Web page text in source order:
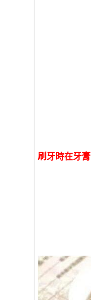
刷牙時在牙